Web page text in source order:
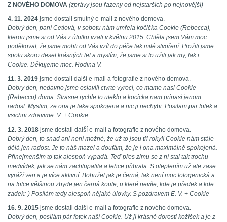
Z NOVÉHO DOMOVA (zprávy jsou řazeny od nejstarších po nejnovější)
4. 11. 2024 jsme dostali smutný e-mail z nového domova.
Dobrý den, paní Cetlová, v sobotu nám umřela kočička Cookie (Rebecca),
kterou jsme si od Vás z útulku vzali v květnu 2015. Chtěla jsem Vám moc
poděkovat, že jsme mohli od Vás vzít do péče tak milé stvoření. Prožili jsme
spolu skoro deset krásných let a myslím, že jsme si to užili jak my, tak i
Cookie. Děkujeme moc. Rodina V.
11. 3. 2019 jsme dostali další e-mail a fotografie z nového domova.
Dobry den, nedavno jsme oslavili ctvrte vyroci, co mame nasi Cookie
(Rebeccu) doma. Strasne rychle to uteklo a kocicka nam prinasi jenom
radost. Myslim, ze ona je take spokojena a nic ji nechybi. Posilam par fotek a
vsichni zdravime. V. + Cookie
12. 3. 2018 jsme dostali další e-mail a fotografie z nového domova.
Dobrý den, to snad ani není možné, že už to jsou tři roky!! Cookie nám stále
dělá jen radost. Je to náš mazel a doufám, že je i ona maximálně spokojená.
Přinejmenším to tak alespoň vypadá. Teď přes zimu se z ní stal tak trochu
medvídek, jak se nám zachlupatila a lehce přibrala. S oteplením už ale zase
vyráží ven a je více aktivní. Bohužel jak je černá, tak není moc fotogenická a
na fotce většinou zbyde jen černá koule, u které nevíte, kde je předek a kde
zadek:-) Posílám tedy alespoň nějaké úlovky. S pozdravem E. V. + Cookie
16. 9. 2015 jsme dostali další e-mail a fotografie z nového domova.
Dobrý den, posílám pár fotek naší Cookie. Už jí krásně dorostl kožíšek a je z